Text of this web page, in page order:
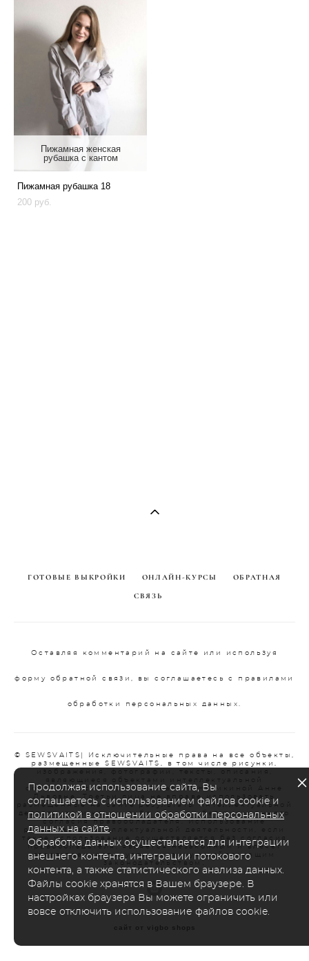
Пижамная женская
рубашка с кантом
Пижамная рубашка 18
200 pуб.
ГОТОВЫЕ ВЫКРОЙКИ ОНЛАЙН-КУРСЫ ОБРАТНАЯ
СВЯЗЬ
Оставляя комментарий на сайте или используя
форму обратной связи, вы соглашаетесь с правилами
обработки персональных данных.
© SEWSVAITS| Исключительные права на все объекты,
размещенные SEWSVAITS, в том числе рисунки,
изображения, фотографии, тексты, описания,
являющиеся объектами интеллектуальной
собственности, принадлежат ИП Наумкиной Анне
Львовне. Третьи лица не вправе использовать
размещенные на сайте результаты интеллектуальной
деятельности каким-либо образом без письменного
согласия правообладателя. Использование
результатов интеллектуальной деятельности, если
такое использование осуществляется без согласия
правообладателя, является незаконным и влечет
ответственность, установленную действующим
законодательством .
сайт от vigbo shops
Продолжая использование сайта, Вы
соглашаетесь с использованием файлов cookie и
политикой в отношении обработки персональных
данных на сайте.
Обработка данных осуществляется для интеграции
внешнего контента, интеграции потокового
контента, а также статистического анализа данных.
Файлы cookie хранятся в Вашем браузере. В
настройках браузера Вы можете ограничить или
вовсе отключить использование файлов cookie.